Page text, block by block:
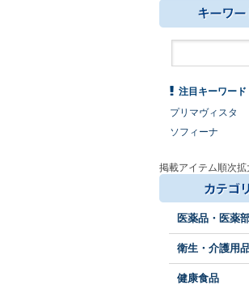
注目キーワード
プリマヴィスタ
ソフィーナ
掲載アイテム順次拡
医薬品・医薬
衛生・介護用
健康食品